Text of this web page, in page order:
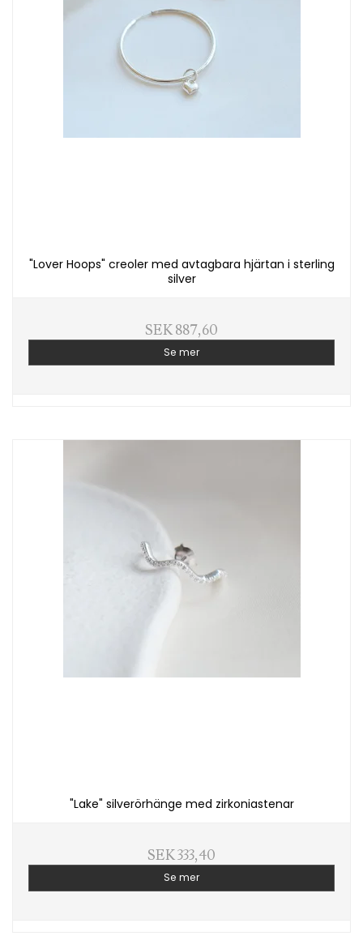
"Lover Hoops" creoler med avtagbara hjärtan i sterling
silver
SEK 887,60
Se mer
"Lake" silverörhänge med zirkoniastenar
SEK 333,40
Se mer